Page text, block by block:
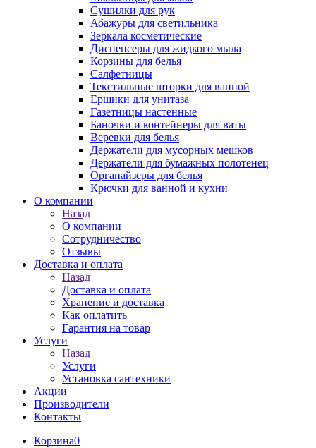
Сушилки для рук
Абажуры для светильника
Зеркала косметические
Диспенсеры для жидкого мыла
Корзины для белья
Салфетницы
Текстильные шторки для ванной
Ершики для унитаза
Газетницы настенные
Баночки и контейнеры для ваты
Веревки для белья
Держатели для мусорных мешков
Держатели для бумажных полотенец
Органайзеры для белья
Крючки для ванной и кухни
О компании
Назад
О компании
Сотрудничество
Отзывы
Доставка и оплата
Назад
Доставка и оплата
Хранение и доставка
Как оплатить
Гарантия на товар
Услуги
Назад
Услуги
Установка сантехники
Акции
Производители
Контакты
Корзина0